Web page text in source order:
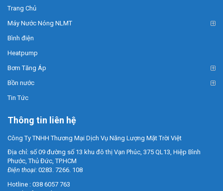
Trang Chủ
Máy Nước Nóng NLMT
Bình điện
Heatpump
Bơm Tăng Áp
Bồn nước
Tin Tức
Thông tin liên hệ
Công Ty TNHH Thương Mại Dịch Vụ Năng Lượng Mặt Trời Việt
Địa chỉ: số 09 đường số 13 khu đô thị Vạn Phúc, 375 QL13, Hiệp Bình
Phước, Thủ Đức, TP.HCM
Điện thoại: 0283. 7266. 108
Hotline : 038 6057 763